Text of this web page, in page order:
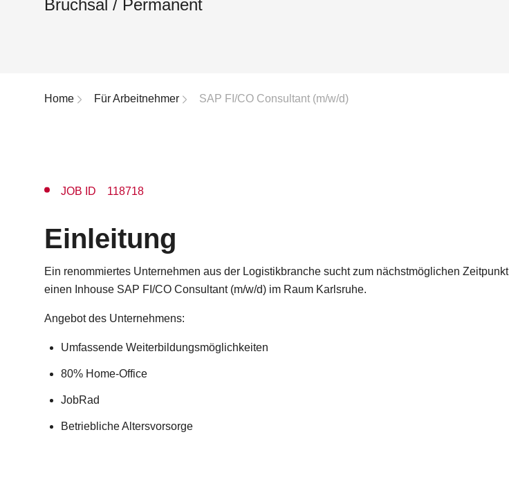
Bruchsal / Permanent
Breadcrumb-Navigation
Home Für Arbeitnehmer SAP FI/CO Consultant (m/w/d)
JOB ID 118718
Einleitung
Ein renommiertes Unternehmen aus der Logistikbranche sucht zum nächstmöglichen Zeitpunkt
einen Inhouse SAP FI/CO Consultant (m/w/d) im Raum Karlsruhe.
Angebot des Unternehmens:
Umfassende Weiterbildungsmöglichkeiten
80% Home-Office
JobRad
Betriebliche Altersvorsorge